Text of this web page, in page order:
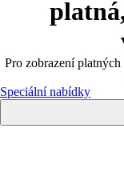
Pro zobrazení
Speciální nabídky